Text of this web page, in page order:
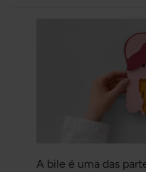
A bile é uma das